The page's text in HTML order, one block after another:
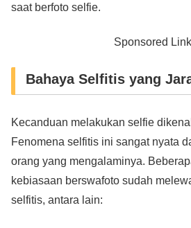
saat berfoto selfie.
Sponsored
Bahaya Selfitis yang
Kecanduan melakukan selfie
Fenomena selfitis ini sangat nyata
orang yang mengalaminya.
kebiasaan berswafoto sudah
selfitis, antara lain: